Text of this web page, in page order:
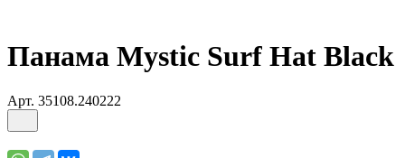
Панама Mystic Surf Hat Black
Арт. 35108.240222